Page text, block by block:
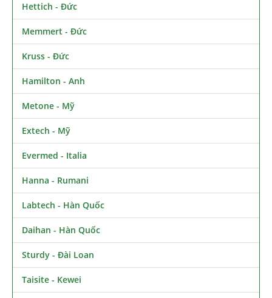
Hettich - Đức
Memmert - Đức
Kruss - Đức
Hamilton - Anh
Metone - Mỹ
Extech - Mỹ
Evermed - Italia
Hanna - Rumani
Labtech - Hàn Quốc
Daihan - Hàn Quốc
Sturdy - Đài Loan
Taisite - Kewei